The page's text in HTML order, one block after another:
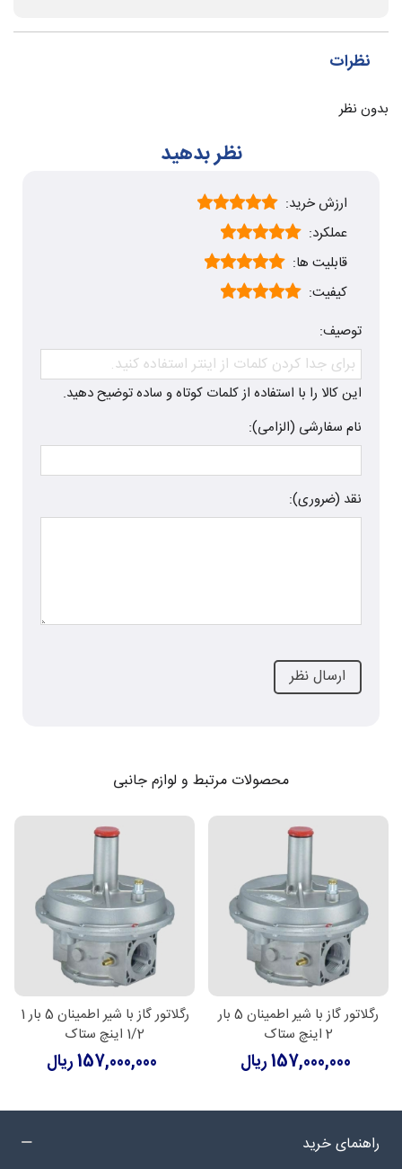
نظرات
بدون نظر
نظر بدهید
ارزش خرید:
عملکرد:
قابلیت ها:
کیفیت:
توصیف:
این کالا را با استفاده از کلمات کوتاه و ساده توضیح دهید.
نام سفارشی (الزامی):
نقد (ضروری):
محصولات مرتبط و لوازم جانبی
رگلاتور گاز با شیر اطمینان 5 بار
2 اینچ ستاک
157,000,000 ریال
رگلاتور گاز با شیر اطمینان 5 بار 1
1/2 اینچ ستاک
157,000,000 ریال
راهنمای خرید